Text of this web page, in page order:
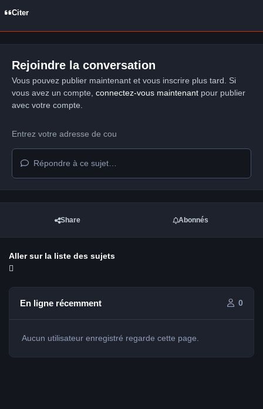
Citer
Rejoindre la conversation
Vous pouvez publier maintenant et vous inscrire plus tard. Si
vous avez un compte, connectez-vous maintenantpour publier
avec votre compte.
Répondre à ce sujet…
Share Abonnés
Aller sur la liste des sujets
En ligne récemment 0
Aucun utilisateur enregistré regarde cette page.